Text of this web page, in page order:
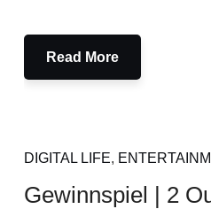
Read More
DIGITAL LIFE,
Gewinnspiel | 2